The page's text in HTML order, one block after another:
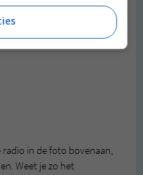
in de foto bovenaan,
Weet je zo het